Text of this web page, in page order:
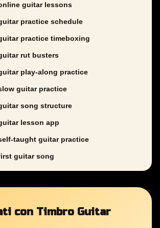
guitar lessons
practice schedule
practice timeboxing
rut busters
play-along practice
guitar practice
song structure
lesson app
taught guitar practice
guitar song
con Timbro Guitar